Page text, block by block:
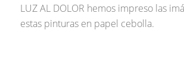
LUZ AL DOLOR hemos impreso las
estas pinturas en papel cebolla.